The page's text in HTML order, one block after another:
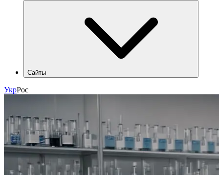
Сайты
ecomonitoring.hlr.ua
apk.hlr.ua
УкрРос